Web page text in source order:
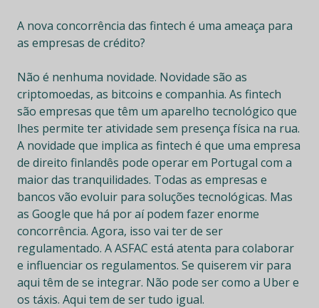
A nova concorrência das fintech é uma ameaça para
as empresas de crédito?
Não é nenhuma novidade. Novidade são as
criptomoedas, as bitcoins e companhia. As fintech
são empresas que têm um aparelho tecnológico que
lhes permite ter atividade sem presença física na rua.
A novidade que implica as fintech é que uma empresa
de direito finlandês pode operar em Portugal com a
maior das tranquilidades. Todas as empresas e
bancos vão evoluir para soluções tecnológicas. Mas
as Google que há por aí podem fazer enorme
concorrência. Agora, isso vai ter de ser
regulamentado. A ASFAC está atenta para colaborar
e influenciar os regulamentos. Se quiserem vir para
aqui têm de se integrar. Não pode ser como a Uber e
os táxis. Aqui tem de ser tudo igual.